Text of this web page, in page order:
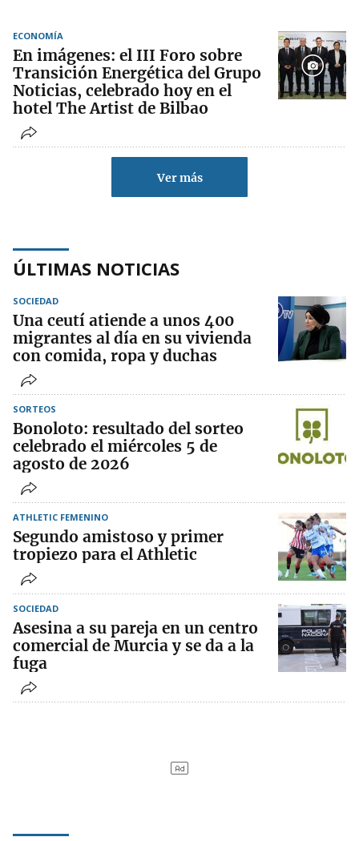
ECONOMÍA
En imágenes: el III Foro sobre
Transición Energética del Grupo
Noticias, celebrado hoy en el
hotel The Artist de Bilbao
Ver más
ÚLTIMAS NOTICIAS
SOCIEDAD
Una ceutí atiende a unos 400
migrantes al día en su vivienda
con comida, ropa y duchas
SORTEOS
Bonoloto: resultado del sorteo
celebrado el miércoles 5 de
agosto de 2026
ATHLETIC FEMENINO
Segundo amistoso y primer
tropiezo para el Athletic
SOCIEDAD
Asesina a su pareja en un centro
comercial de Murcia y se da a la
fuga